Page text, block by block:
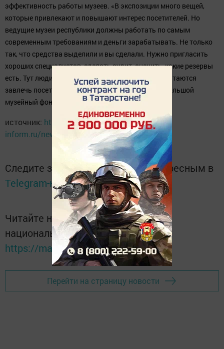
эффективность работы музеев. «В экспозиции много вещей,
которые привлекают и повышают интерес посетителей. Но
ведущие музеи республики должны работать по самым
современным требованиям и деньги зарабатывать. Не только
так, что средства выделили и вы сделали. Нужно пригласить
хороших специалистов, сделать аудит, оценить, какие резервы
есть. Тут люди придумывают какие-то истории, пытаются
завлечь посетителей, а у нас огромная история, большой
музейный фонд», - заключил Президент РТ.
источник: http://m.tatar-
inform.ru/news/2018/03/12/601775/
Следите за самым важным и интересным в
Telegram-каналеТатмедиа
Читайте новости Татарстана в
национальном мессенджере MАХ:
https://max.ru/tatmedia
Перейти на страницу новости